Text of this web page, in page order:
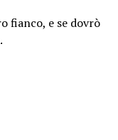
fianco, e se dovrò